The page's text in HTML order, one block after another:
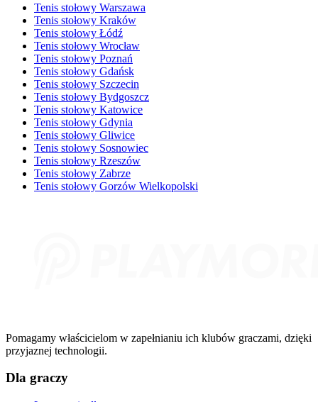
Tenis stołowy Warszawa
Tenis stołowy Kraków
Tenis stołowy Łódź
Tenis stołowy Wrocław
Tenis stołowy Poznań
Tenis stołowy Gdańsk
Tenis stołowy Szczecin
Tenis stołowy Bydgoszcz
Tenis stołowy Katowice
Tenis stołowy Gdynia
Tenis stołowy Gliwice
Tenis stołowy Sosnowiec
Tenis stołowy Rzeszów
Tenis stołowy Zabrze
Tenis stołowy Gorzów Wielkopolski
Pomagamy właścicielom w zapełnianiu ich klubów graczami, dzięki
przyjaznej technologii.
Dla graczy